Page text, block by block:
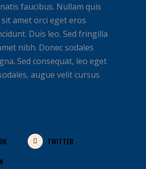
faucibus. Nullam quis
amet orci eget eros
Duis leo. Sed fringilla
nibh. Donec sodales
Sed consequat, leo eget
augue velit cursus
TWITTER